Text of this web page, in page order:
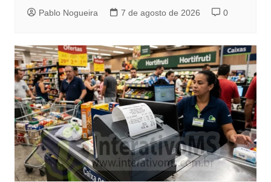
Pablo Nogueira 7 de agosto de 2026 0